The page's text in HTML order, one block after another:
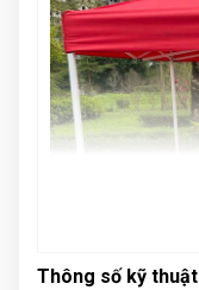
Thông số kỹ thuật